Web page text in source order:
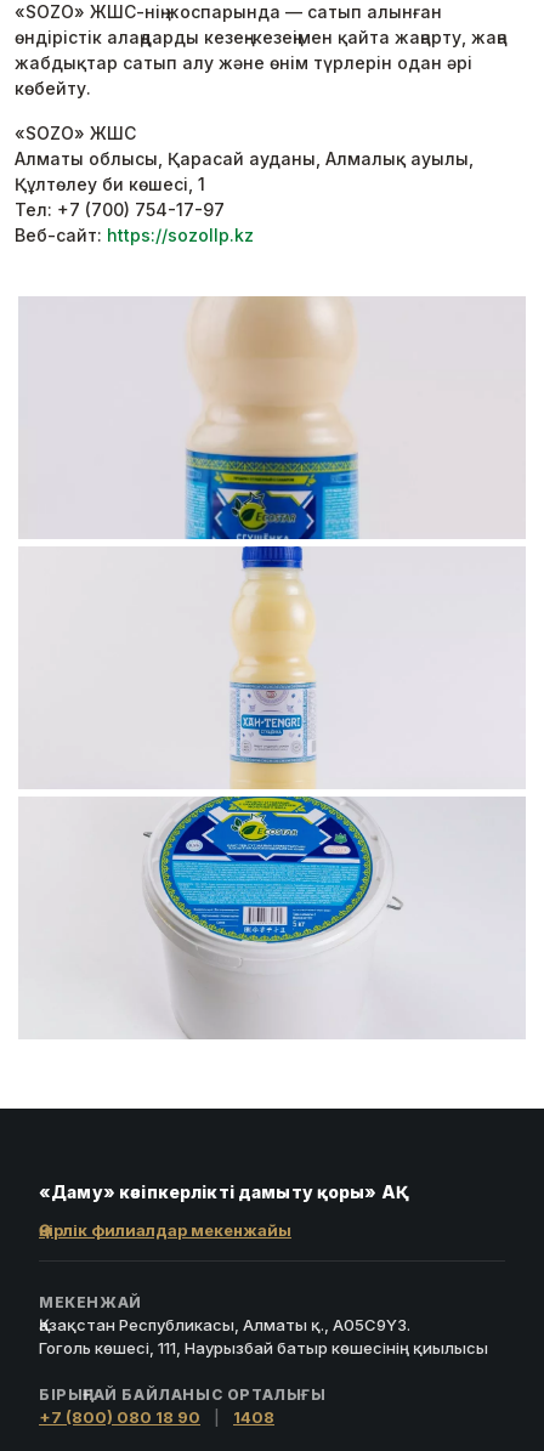
«SOZO» ЖШС-нің жоспарында — сатып алынған
өндірістік алаңдарды кезең-кезеңімен қайта жаңарту, жаңа
жабдықтар сатып алу және өнім түрлерін одан әрі
көбейту.
«SOZO» ЖШС
Алматы облысы, Қарасай ауданы, Алмалық ауылы,
Құлтөлеу би көшесі, 1
Тел: +7 (700) 754-17-97
Веб-сайт: https://sozollp.kz
«Даму» кәсіпкерлікті дамыту қоры» АҚ
Өңірлік филиалдар мекенжайы
МЕКЕНЖАЙ
Қазақстан Республикасы, Алматы қ., A05C9Y3.
Гоголь көшесі, 111, Наурызбай батыр көшесінің қиылысы
БІРЫҢҒАЙ БАЙЛАНЫС ОРТАЛЫҒЫ
+7 (800) 080 18 90 1408